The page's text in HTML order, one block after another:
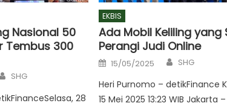
Nasional 50
Tembus 300
Author
SHG
28
EKBIS
Ada Mobil Keliling yang
Perangi Judi Online
Posted
on
15/05/2025 Author
SHG
Heri Purnomo – detikFinance
15 Mei 2025 13:23 WIB Jakarta –